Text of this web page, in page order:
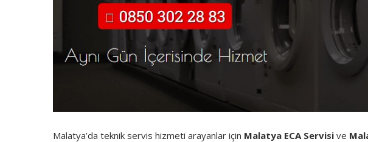
Malatya’da teknik servis hizmeti arayanlar için Malatya ECA Servisi ve